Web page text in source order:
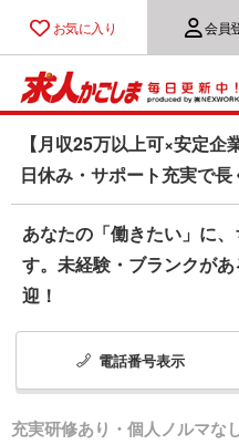
お気に入り 会員
【月収25万以上可×安定
日休み・サポート充実で
あなたの「働きたい」に
す。未経験・ブランクが
迎！
電話番号表示
充実研修あり・個人ノルマな